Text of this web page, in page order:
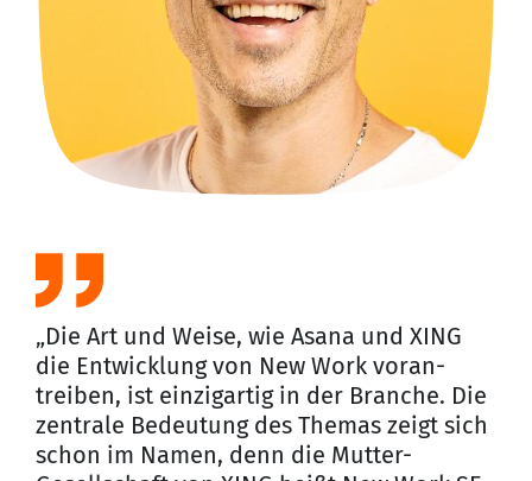
„Die Art und Weise, wie Asana und XING
die Entwicklung von New Work voran­
treiben, ist einzigartig in der Branche. Die
zentrale Bedeutung des Themas zeigt sich
schon im Namen, denn die Mutter-